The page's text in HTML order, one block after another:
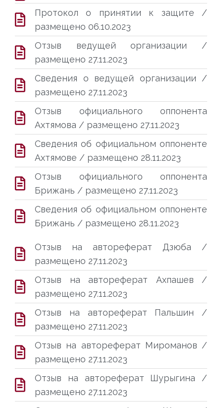
Протокол о принятии к защите /
размещено 06.10.2023
Отзыв ведущей организации /
размещено 27.11.2023
Сведения о ведущей организации /
размещено 27.11.2023
Отзыв официального оппонента
Ахтямова / размещено 27.11.2023
Сведения об официальном оппоненте
Ахтямове / размещено 28.11.2023
Отзыв официального оппонента
Брижань / размещено 27.11.2023
Сведения об официальном оппоненте
Брижань / размещено 28.11.2023
Отзыв на автореферат Дзюба /
размещено 27.11.2023
Отзыв на автореферат Ахпашев /
размещено 27.11.2023
Отзыв на автореферат Пальшин /
размещено 27.11.2023
Отзыв на автореферат Мироманов /
размещено 27.11.2023
Отзыв на автореферат Шурыгина /
размещено 27.11.2023